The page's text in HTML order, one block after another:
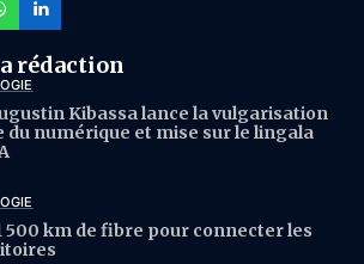
rédaction
Kibassa lance la vulgarisation
du numérique et mise sur le lingala
500 km de fibre pour connecter les